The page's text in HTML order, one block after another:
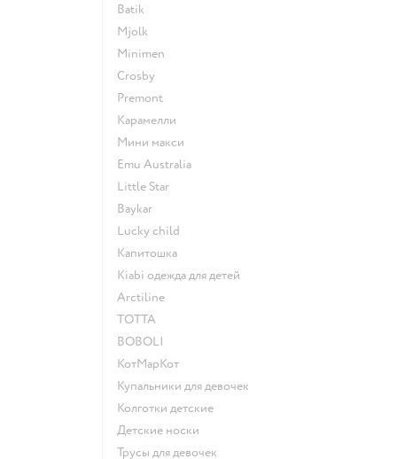
Batik
Mjolk
Minimen
Crosby
Premont
Карамелли
Мини макси
Emu Australia
Little Star
Baykar
Lucky child
Капитошка
Kiabi одежда для детей
Arctiline
ТОТТА
BOBOLI
КотМарКот
Купальники для девочек
Колготки детские
Детские носки
Трусы для девочек